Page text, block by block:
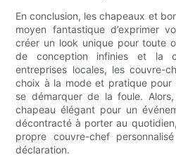
En conclusion, les chapeaux et
moyen fantastique d’exprimer
créer un look unique pour toute
de conception infinies et la
entreprises locales, les couvre-
choix à la mode et pratique
se démarquer de la foule.
chapeau élégant pour un
décontracté à porter au
propre couvre-chef
déclaration.